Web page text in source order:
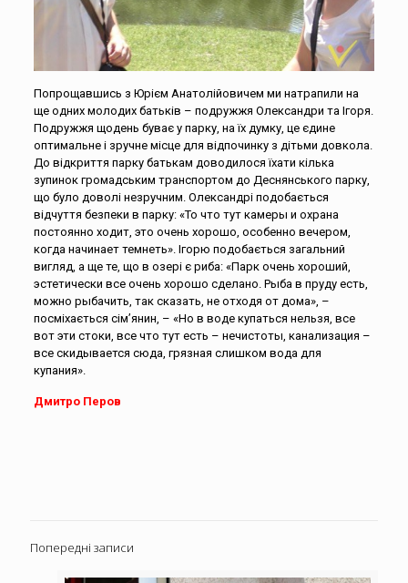
Попрощавшись з Юрієм Анатолійовичем ми натрапили на
ще одних молодих батьків – подружжя Олександри та Ігоря.
Подружжя щодень буває у парку, на їх думку, це єдине
оптимальне і зручне місце для відпочинку з дітьми довкола.
До відкриття парку батькам доводилося їхати кілька
зупинок громадським транспортом до Деснянського парку,
що було доволі незручним. Олександрі подобається
відчуття безпеки в парку: «То что тут камеры и охрана
постоянно ходит, это очень хорошо, особенно вечером,
когда начинает темнеть». Ігорю подобається загальний
вигляд, а ще те, що в озері є риба: «Парк очень хороший,
эстетически все очень хорошо сделано. Рыба в пруду есть,
можно рыбачить, так сказать, не отходя от дома», –
посміхається сім’янин, – «Но в воде купаться нельзя, все
вот эти стоки, все что тут есть – нечистоты, канализация –
все скидывается сюда, грязная слишком вода для
купания».
Дмитро Перов
Попередні записи